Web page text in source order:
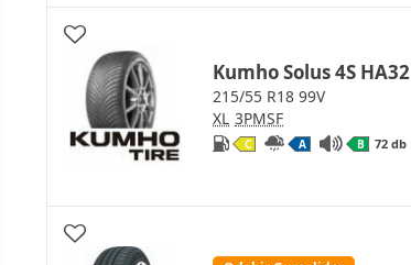
Kumho Solus 4S HA32
215/55 R18 99V
XL 3PMSF
C A B 72 db